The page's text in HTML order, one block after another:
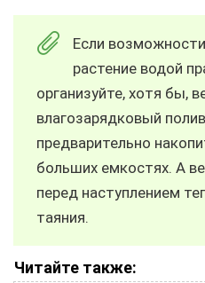
Если
растение водой
организуйте, хотя бы,
влагозарядковый
предварительно
больших емкостях. А
перед наступлением
таяния.
Читайте также: